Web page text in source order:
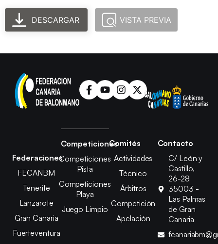
DESCARGAR VISTA PREVIA
Federaciones
FECANBM
Tenerife
Lanzarote
Gran Canaria
Fuerteventura
Competiciones
Competiciones
Pista
Competiciones
Playa
Juego Limpio
Comités
Actividades
Técnico
Árbitros
Competición
Apelación
Contacto
C/ León y
Castillo,
26-28
35003 -
Las Palmas
de Gran
Canaria